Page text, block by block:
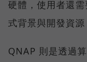
硬體，使用者還
式背景與開發資源
QNAP 則是透過